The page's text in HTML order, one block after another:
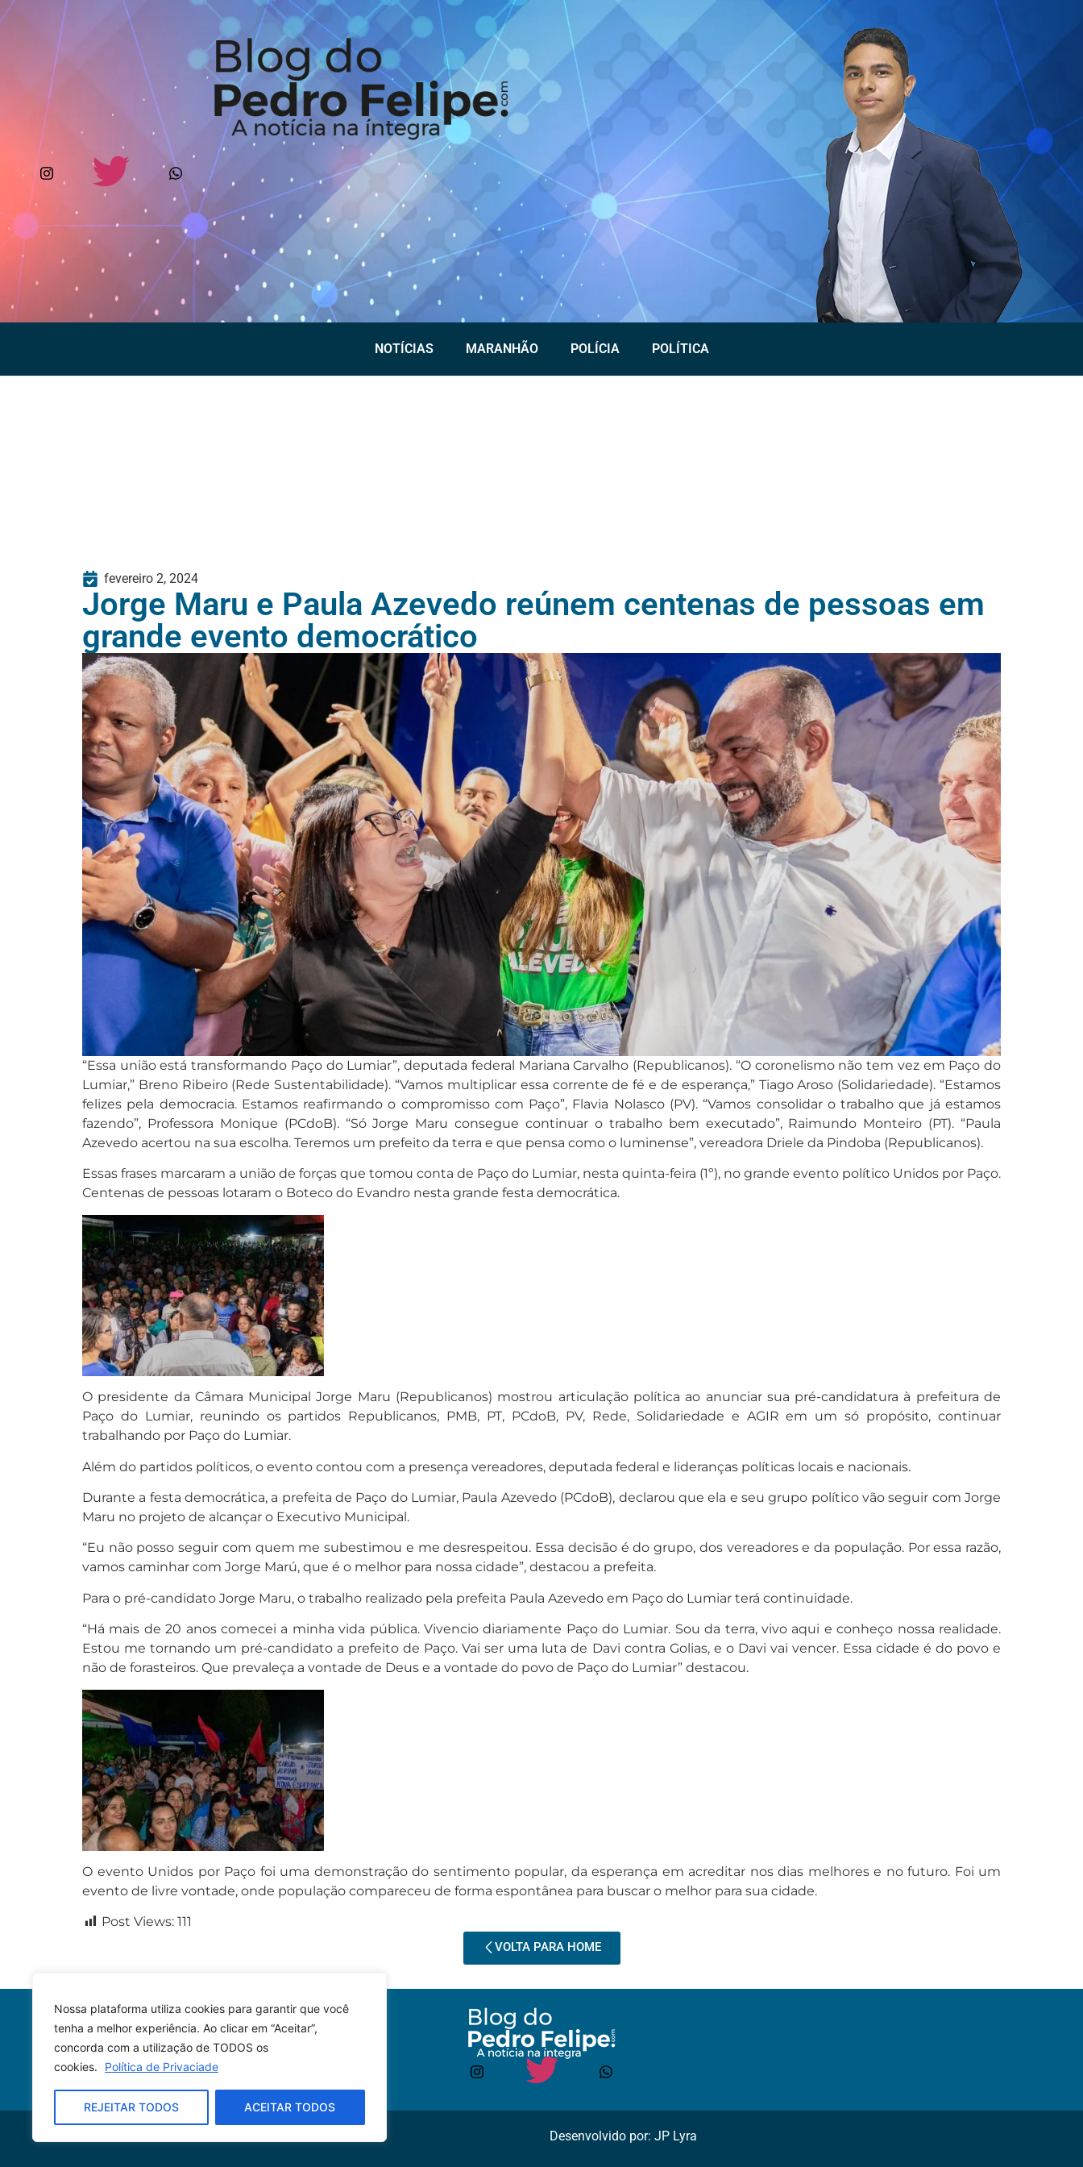
Nossa plataforma utiliza cookies para garantir que você
tenha a melhor experiência. Ao clicar em “Aceitar”,
concorda com a utilização de TODOS os
cookies.
Política de Privaciade
REJEITAR TODOS ACEITAR TODOS
NOTÍCIAS MARANHÃO POLÍCIA POLÍTICA
fevereiro 2, 2024
Jorge Maru e Paula Azevedo reúnem centenas de pessoas em
grande evento democrático
“Essa união está transformando Paço do Lumiar”, deputada federal Mariana Carvalho (Republicanos). “O coronelismo não tem vez em Paço do
Lumiar,” Breno Ribeiro (Rede Sustentabilidade). “Vamos multiplicar essa corrente de fé e de esperança,” Tiago Aroso (Solidariedade). “Estamos
felizes pela democracia. Estamos reafirmando o compromisso com Paço”, Flavia Nolasco (PV). “Vamos consolidar o trabalho que já estamos
fazendo”, Professora Monique (PCdoB). “Só Jorge Maru consegue continuar o trabalho bem executado”, Raimundo Monteiro (PT). “Paula
Azevedo acertou na sua escolha. Teremos um prefeito da terra e que pensa como o luminense”, vereadora Driele da Pindoba (Republicanos).
Essas frases marcaram a união de forças que tomou conta de Paço do Lumiar, nesta quinta-feira (1º), no grande evento político Unidos por Paço.
Centenas de pessoas lotaram o Boteco do Evandro nesta grande festa democrática.
O presidente da Câmara Municipal Jorge Maru (Republicanos) mostrou articulação política ao anunciar sua pré-candidatura à prefeitura de
Paço do Lumiar, reunindo os partidos Republicanos, PMB, PT, PCdoB, PV, Rede, Solidariedade e AGIR em um só propósito, continuar
trabalhando por Paço do Lumiar.
Além do partidos políticos, o evento contou com a presença vereadores, deputada federal e lideranças políticas locais e nacionais.
Durante a festa democrática, a prefeita de Paço do Lumiar, Paula Azevedo (PCdoB), declarou que ela e seu grupo político vão seguir com Jorge
Maru no projeto de alcançar o Executivo Municipal.
“Eu não posso seguir com quem me subestimou e me desrespeitou. Essa decisão é do grupo, dos vereadores e da população. Por essa razão,
vamos caminhar com Jorge Marú, que é o melhor para nossa cidade”, destacou a prefeita.
Para o pré-candidato Jorge Maru, o trabalho realizado pela prefeita Paula Azevedo em Paço do Lumiar terá continuidade.
“Há mais de 20 anos comecei a minha vida pública. Vivencio diariamente Paço do Lumiar. Sou da terra, vivo aqui e conheço nossa realidade.
Estou me tornando um pré-candidato a prefeito de Paço. Vai ser uma luta de Davi contra Golias, e o Davi vai vencer. Essa cidade é do povo e
não de forasteiros. Que prevaleça a vontade de Deus e a vontade do povo de Paço do Lumiar” destacou.
O evento Unidos por Paço foi uma demonstração do sentimento popular, da esperança em acreditar nos dias melhores e no futuro. Foi um
evento de livre vontade, onde população compareceu de forma espontânea para buscar o melhor para sua cidade.
Post Views: 111
VOLTA PARA HOME
© 2023 – Todos os direitos reservados. Desenvolvido por: JP Lyra